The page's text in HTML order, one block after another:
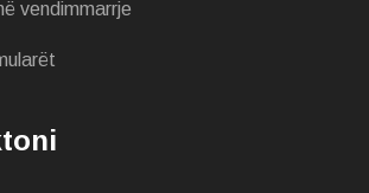
vendimmarrje